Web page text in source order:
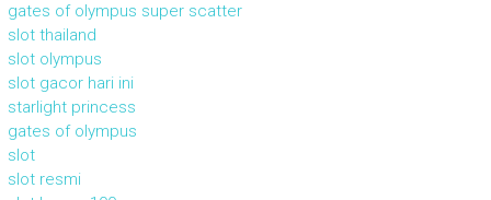
gates of olympus super scatter
slot thailand
slot olympus
slot gacor hari ini
starlight princess
gates of olympus
slot
slot resmi